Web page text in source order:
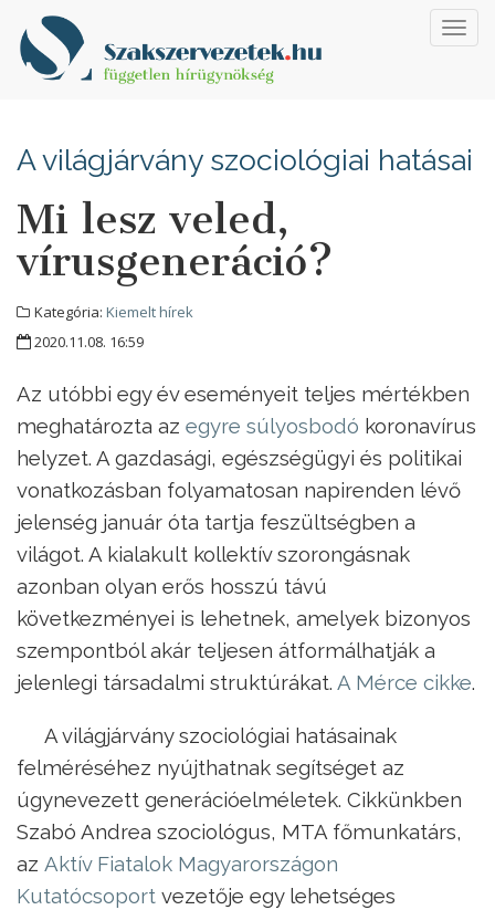
A világjárvány szociológiai hatásai
Mi lesz veled,
vírusgeneráció?
Kategória: Kiemelt hírek
2020.11.08. 16:59
Az utóbbi egy év eseményeit teljes mértékben
meghatározta az egyre súlyosbodó koronavírus
helyzet. A gazdasági, egészségügyi és politikai
vonatkozásban folyamatosan napirenden lévő
jelenség január óta tartja feszültségben a
világot. A kialakult kollektív szorongásnak
azonban olyan erős hosszú távú
következményei is lehetnek, amelyek bizonyos
szempontból akár teljesen átformálhatják a
jelenlegi társadalmi struktúrákat. A Mérce cikke.
A világjárvány szociológiai hatásainak
felméréséhez nyújthatnak segítséget az
úgynevezett generációelméletek. Cikkünkben
Szabó Andrea szociológus, MTA főmunkatárs,
az Aktív Fiatalok Magyarországon
Kutatócsoport vezetője egy lehetséges